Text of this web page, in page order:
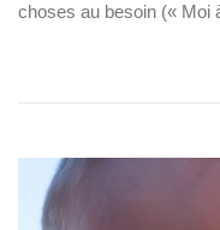
choses au besoin (« Moi